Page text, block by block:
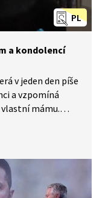
PL
a kondolencí
v jeden den píše
a vzpomíná
mámu.
chersonský
se Viktorie
Přípravy
které kvůli